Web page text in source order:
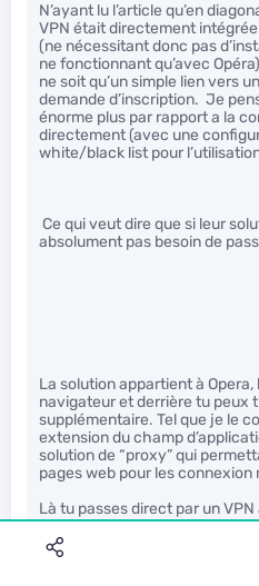
N’ayant lu l’article qu’en
VPN était directement intégrée
(ne nécessitant donc pas
ne fonctionnant qu’avec
ne soit qu’un simple lien vers
demande d’inscription. Je
énorme plus par rapport a la
directement (avec une
white/black list pour
Ce qui veut dire que si leur
absolument pas besoin de
La solution appartient à
navigateur et derrière tu peux
supplémentaire. Tel que je le
extension du champ
solution de “proxy” qui
pages web pour les connexion
Là tu passes direct par un
Software.